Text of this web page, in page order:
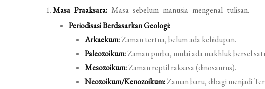
Masa Praaksara: Masa sebelum manusia mengenal tulisan.
Periodisasi Berdasarkan Geologi:
Arkaekum:Zaman tertua, belum ada kehidupan.
Paleozoikum:Zaman purba, mulai ada makhluk bersel
Mesozoikum:Zaman reptil raksasa (dinosaurus).
Neozoikum/Kenozoikum:Zaman baru, dibagi menjadi